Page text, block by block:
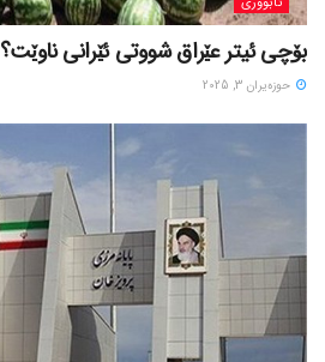
بۆچی ئیتر عێراق شووتی ئێرانی ناوێت؟
حوزه‌یران 3, 2025